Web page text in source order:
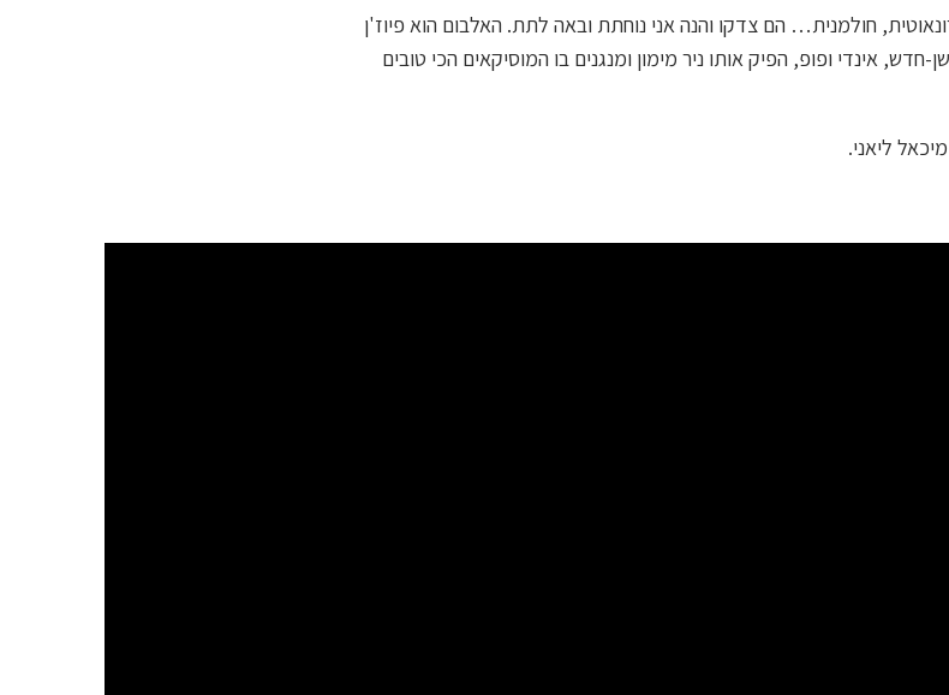
חולמנית… הם צדקו והנה אני נוחתת ובאה לתת. האלבום הוא פיוז'ן
אינדי ופופ, הפיק אותו ניר מימון ומנגנים בו המוסיקאים הכי טובים
ליאני.